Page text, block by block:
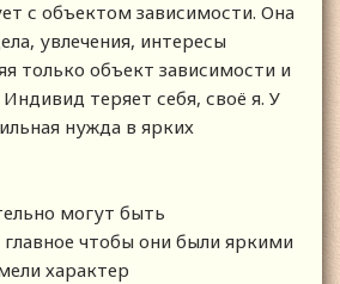
с объектом зависимости. Она
увлечения, интересы
только объект зависимости и
теряет себя, своё я. У
нужда в ярких
могут быть
чтобы они были яркими
характер